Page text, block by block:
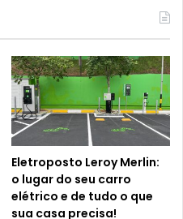
Eletroposto Leroy Merlin:
o lugar do seu carro
elétrico e de tudo o que
sua casa precisa!